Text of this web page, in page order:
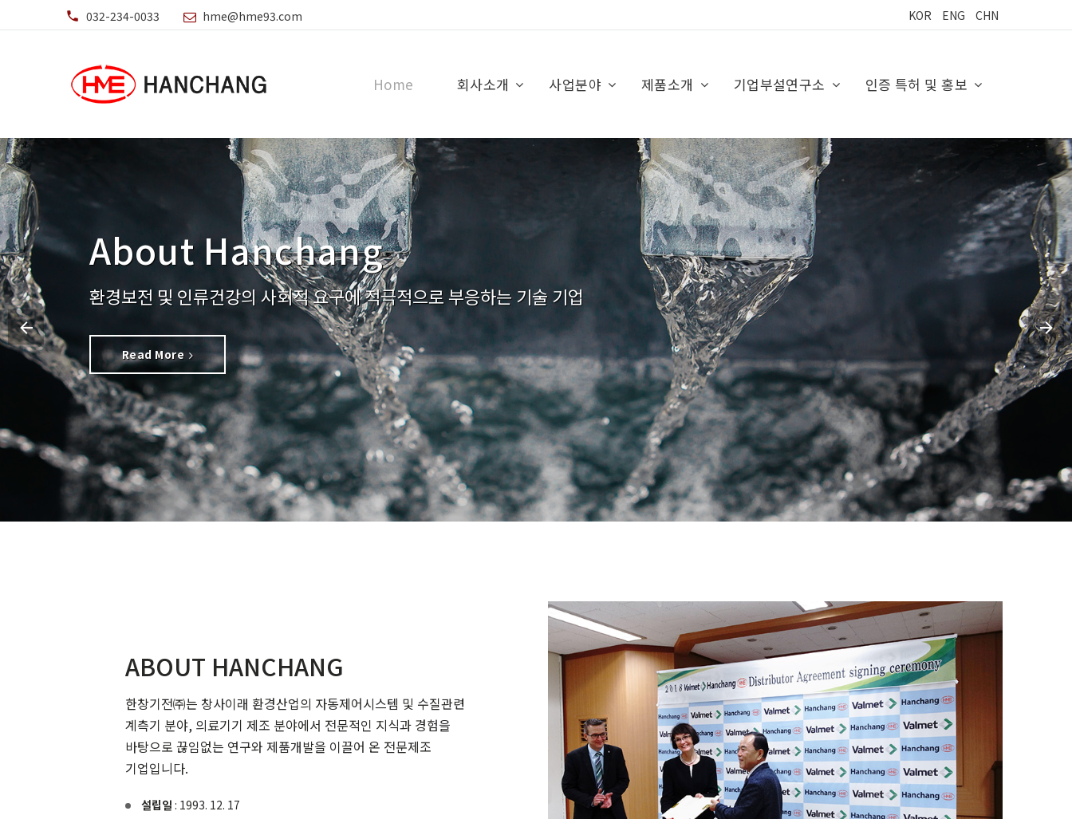
032-234-0033 hme@hme93.com KOR ENG CHN
Home 회사소개 사업분야 제품소개 기업부설연구소 인증 특허 및 홍보
About Hanchang
환경보전 및 인류건강의 사회적 요구에 적극적으로 부응하는 기술 기업
Read More
ABOUT HANCHANG
한창기전㈜는 창사이래 환경산업의 자동제어시스템 및 수질관련
계측기 분야, 의료기기 제조 분야에서 전문적인 지식과 경험을
바탕으로 끊임없는 연구와 제품개발을 이끌어 온 전문제조
기업입니다.
설립일 : 1993. 12. 17